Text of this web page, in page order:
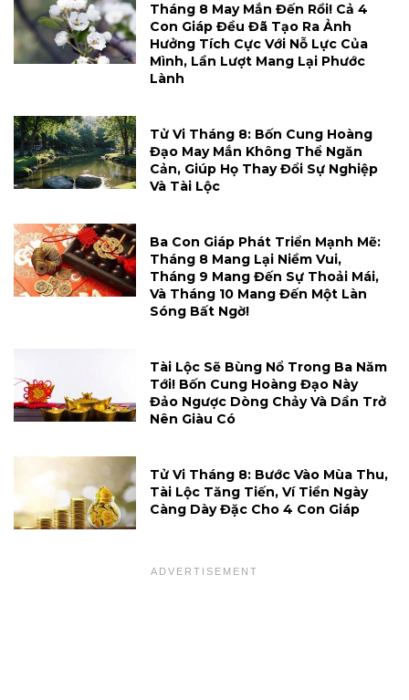
Tháng 8 May Mắn Đến Rồi! Cả 4
Con Giáp Đều Đã Tạo Ra Ảnh
Hưởng Tích Cực Với Nỗ Lực Của
Mình, Lần Lượt Mang Lại Phước
Lành
Tử Vi Tháng 8: Bốn Cung Hoàng
Đạo May Mắn Không Thể Ngăn
Cản, Giúp Họ Thay Đổi Sự Nghiệp
Và Tài Lộc
Ba Con Giáp Phát Triển Mạnh Mẽ:
Tháng 8 Mang Lại Niềm Vui,
Tháng 9 Mang Đến Sự Thoải Mái,
Và Tháng 10 Mang Đến Một Làn
Sóng Bất Ngờ!
Tài Lộc Sẽ Bùng Nổ Trong Ba Năm
Tới! Bốn Cung Hoàng Đạo Này
Đảo Ngược Dòng Chảy Và Dần Trở
Nên Giàu Có
Tử Vi Tháng 8: Bước Vào Mùa Thu,
Tài Lộc Tăng Tiến, Ví Tiền Ngày
Càng Dày Đặc Cho 4 Con Giáp